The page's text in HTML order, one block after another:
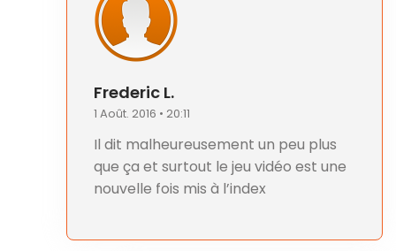
Frederic L.
1 Août. 2016 • 20:11
Il dit malheureusement un peu plus
que ça et surtout le jeu vidéo est une
nouvelle fois mis à l’index